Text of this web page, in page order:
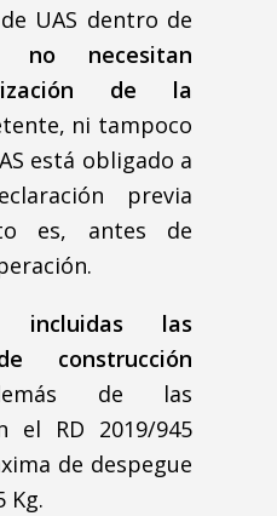
UAS dentro de
no necesitan
de la
ni tampoco
está obligado a
previa
es, antes de
incluidas las
construcción
de las
el RD 2019/945
de despegue
Kg.